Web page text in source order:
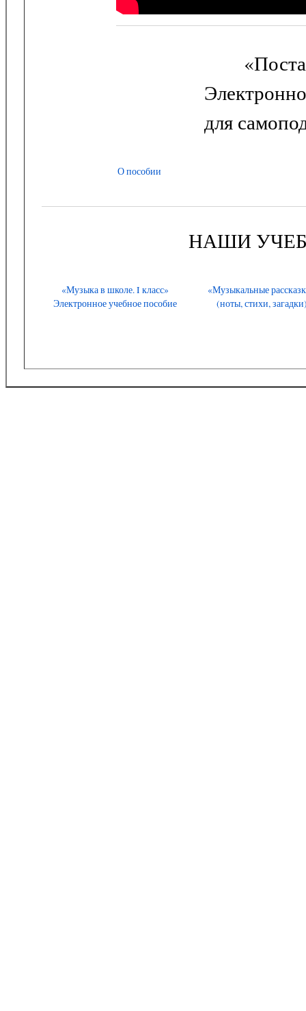
для
О пособии
НАШИ
«Музыка в школе. I класс»
Электронное учебное пособие
«Музыкальные
(ноты, стихи,